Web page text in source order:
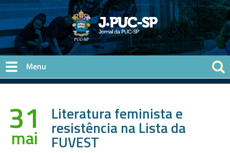
Pular para o conteúdo principal
31
mai
Literatura feminista e
resistência na Lista da
FUVEST